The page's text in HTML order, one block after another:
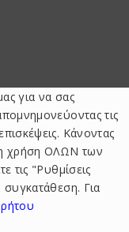
για να σας
τις
Κάνοντας
χρήση ΟΛΩΝ των
τις "Ρυθμίσεις
Για